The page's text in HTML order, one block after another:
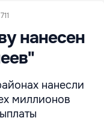
нанесен
нанесли
миллионов